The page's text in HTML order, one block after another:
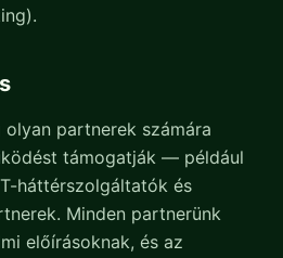
partnerek számára
támogatják — például
háttérszolgáltatók és
Minden partnerünk
előírásoknak, és az